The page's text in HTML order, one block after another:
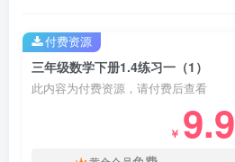
三年级数学下册1.4练习一（1）
此内容为付费资源，请付费后查看
￥ 9.9
付费资源